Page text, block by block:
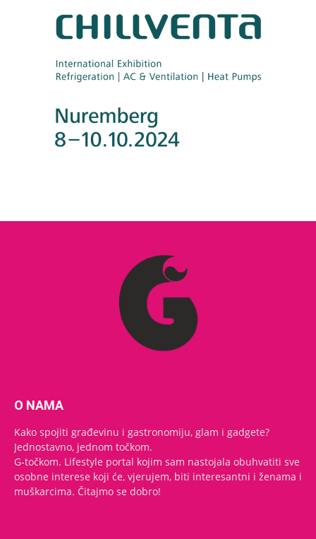
O NAMA
Kako spojiti građevinu i gastronomiju, glam i gadgete?
Jednostavno, jednom točkom.
G-točkom. Lifestyle portal kojim sam nastojala obuhvatiti sve
osobne interese koji će, vjerujem, biti interesantni i ženama i
muškarcima. Čitajmo se dobro!